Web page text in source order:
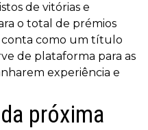
de vitórias e
o total de prémios
conta como um título
de plataforma para as
experiência e
próxima